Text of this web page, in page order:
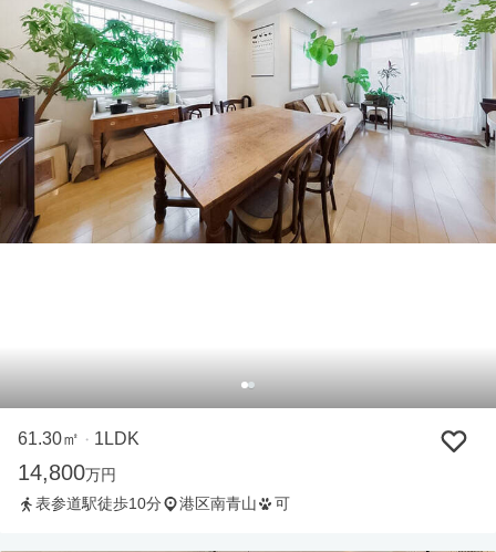
61.30㎡ ・ 1LDK
14,800万円
表参道駅徒歩10分
港区南青山 可